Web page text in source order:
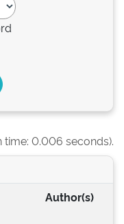
time: 0.006 seconds).
Author(s)